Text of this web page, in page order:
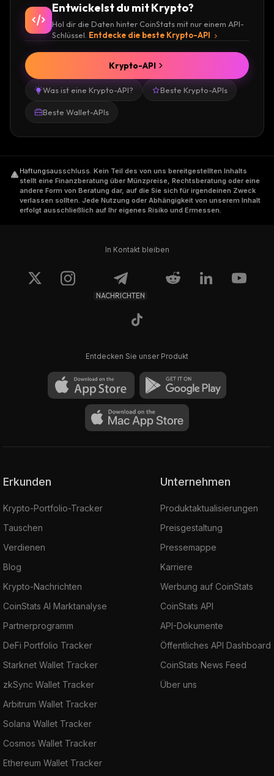
Entwickelst du mit Krypto?
Hol dir die Daten hinter CoinStats mit nur einem API-
Schlüssel. Entdecke die beste Krypto-API
Was ist eine Krypto-API? Beste Krypto-APIs
Beste Wallet-APIs
Krypto-API
Haftungsausschluss. Kein Teil des von uns bereitgestellten Inhalts
stellt eine Finanzberatung über Münzpreise, Rechtsberatung oder eine
andere Form von Beratung dar, auf die Sie sich für irgendeinen Zweck
verlassen sollten. Jede Nutzung oder Abhängigkeit von unserem Inhalt
erfolgt ausschließlich auf Ihr eigenes Risiko und Ermessen.
In Kontakt bleiben
NACHRICHTEN
Entdecken Sie unser Produkt
Erkunden
Krypto-Portfolio-Tracker
Tauschen
Verdienen
Blog
Krypto-Nachrichten
CoinStats AI Marktanalyse
Partnerprogramm
DeFi Portfolio Tracker
Starknet Wallet Tracker
zkSync Wallet Tracker
Arbitrum Wallet Tracker
Solana Wallet Tracker
Cosmos Wallet Tracker
Ethereum Wallet Tracker
Unternehmen
Produktaktualisierungen
Preisgestaltung
Pressemappe
Karriere
Werbung auf CoinStats
CoinStats API
API-Dokumente
Öffentliches API Dashboard
CoinStats News Feed
Über uns